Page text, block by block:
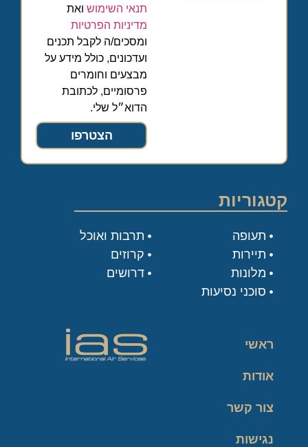
תנאי השימושואת
מדיניות הפרטיות
ומסכים/ה לקבל תכנים
ועדכונים, כולל מידע על
מבצעים וחומרים
פרסומיים, לכתובת
הדוא״ל שלי.
הצטרפו
קטגוריות
תעופה
תיירות
מלונות
סוכני נסיעות
תרבות ואוכל
קרוזים
דרושים
ראשי
אודות
צור קשר
נגישות